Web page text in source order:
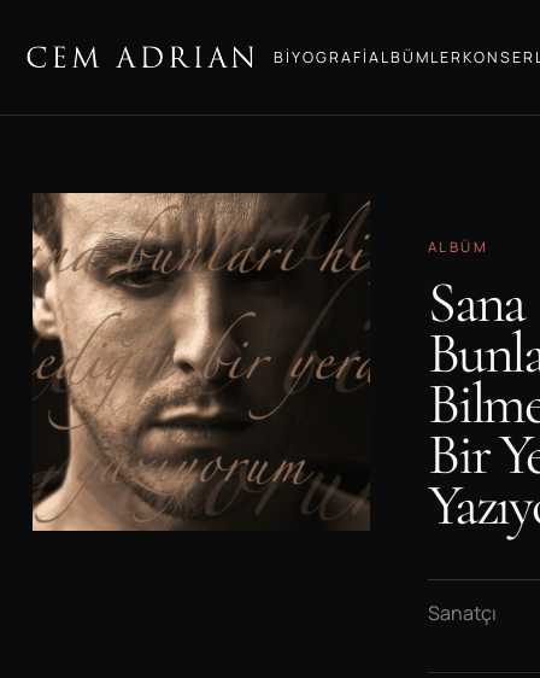
BIYOGRAFIALBÜMLER
ALBÜM
Sana
Bir
Sanatçı